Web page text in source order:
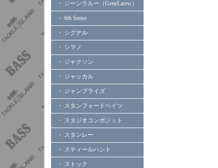
・ ジーンラルー（GeneLarew）
・ 6th Sense
・ シグナル
・ シマノ
・ ジャクソン
・ ジャッカル
・ ジャンプライズ
・ スタンフォードベイツ
・ スタジオコンポジット
・ スタンレー
・ スティールハント
・ ストック